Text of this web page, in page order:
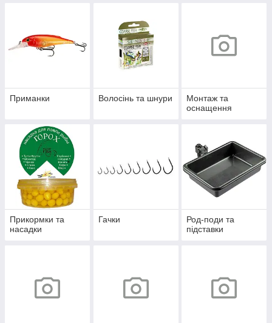
Приманки Волосінь та шнури
Монтаж та
оснащення
Прикормки та
насадки
Гачки
Род-поди та
підставки